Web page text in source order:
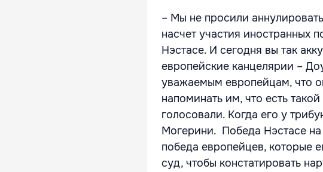
– Мы не просили
насчет участия иностранных
Нэстасе. И сегодня вы так
европейские канцелярии –
уважаемым европейцам, что
напоминать им, что есть
голосовали. Когда его у
Могерини. Победа Нэстасе
победа европейцев, которые
суд, чтобы констатировать